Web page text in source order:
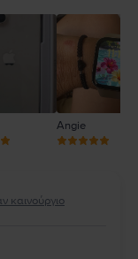
Angie
καινούργιο